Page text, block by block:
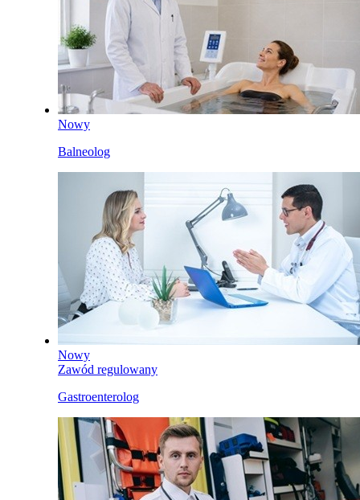
Nowy
Balneolog
Nowy
Zawód regulowany
Gastroenterolog